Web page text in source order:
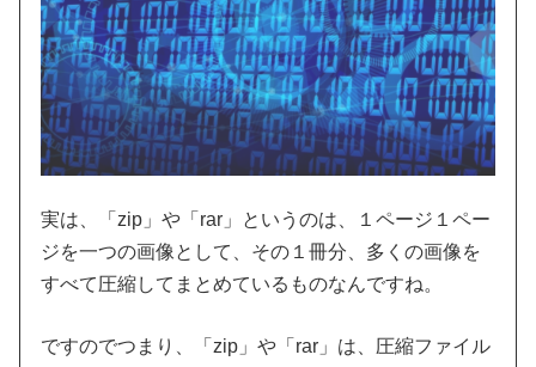
実は、「zip」や「rar」というのは、１ページ１ペー
ジを一つの画像として、その１冊分、多くの画像を
すべて圧縮してまとめているものなんですね。
ですのでつまり、「zip」や「rar」は、圧縮ファイル